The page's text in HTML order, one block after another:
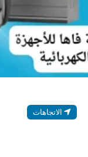
الاتجاهات